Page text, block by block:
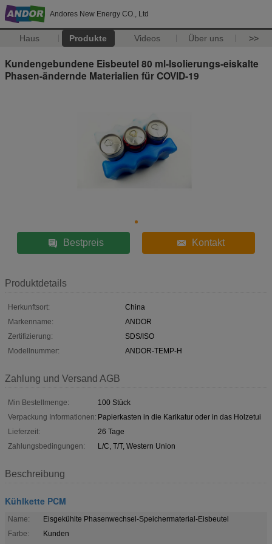
Andores New Energy CO., Ltd
Haus Produkte Videos Über uns >>
Kundengebundene Eisbeutel 80 ml-Isolierungs-eiskalte
Phasen-ändernde Materialien für COVID-19
Bestpreis Kontakt
Produktdetails
Herkunftsort:
China
Markenname:
ANDOR
Zertifizierung:
SDS/ISO
Modellnummer:
ANDOR-TEMP-H
Zahlung und Versand AGB
Min Bestellmenge:
100 Stück
Verpackung Informationen: Papierkasten in die Karikatur oder in das Holzetui
Lieferzeit:
26 Tage
Zahlungsbedingungen:
L/C, T/T, Western Union
Beschreibung
Kühlkette PCM
Name:
Eisgekühlte Phasenwechsel-Speichermaterial-Eisbeutel
Farbe:
Kunden